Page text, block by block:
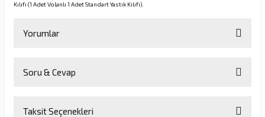
Kılıfı (1 Adet Volanlı 1 Adet Standart Yastık Kılıfı).
Yorumlar
Soru & Cevap
Taksit Seçenekleri